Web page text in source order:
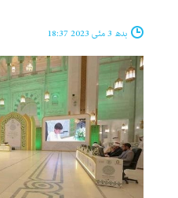
بدھ 3 مئی 2023 18:37